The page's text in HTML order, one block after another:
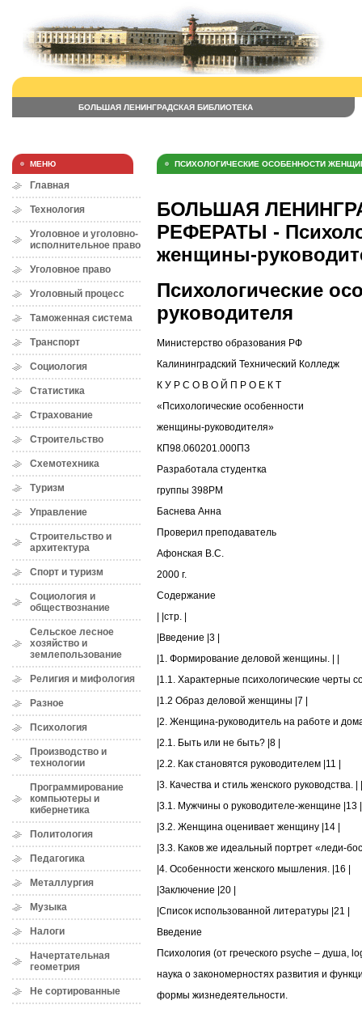
БОЛЬШАЯ ЛЕНИНГРАДСКАЯ БИБЛИОТЕКА
МЕНЮ
Главная
Технология
Уголовное и уголовно-
исполнительное право
Уголовное право
Уголовный процесс
Таможенная система
Транспорт
Социология
Статистика
Страхование
Строительство
Схемотехника
Туризм
Управление
Строительство и
архитектура
Спорт и туризм
Социология и
обществознание
Сельское лесное
хозяйство и
землепользование
Религия и мифология
Разное
Психология
Производство и
технологии
Программирование
компьютеры и
кибернетика
Политология
Педагогика
Металлургия
Музыка
Налоги
Начертательная
геометрия
Не сортированные
ПСИХОЛОГИЧЕСКИЕ ОСОБЕННОСТИ
БОЛЬШАЯ
РЕФЕРАТЫ -
женщины-
Психологические
руководителя
Министерство образования РФ
Калининградский Технический Колледж
К У Р С О В О Й П Р О Е К Т
«Психологические особенности
женщины-руководителя»
КП98.060201.000ПЗ
Разработала студентка
группы 398РМ
Баснева Анна
Проверил преподаватель
Афонская В.С.
2000 г.
Содержание
| |стр. |
|Введение |3 |
|1. Формирование деловой женщины. | |
|1.1. Характерные психологические черты
|1.2 Образ деловой женщины |7 |
|2. Женщина-руководитель на работе и
|2.1. Быть или не быть? |8 |
|2.2. Как становятся руководителем |11 |
|3. Качества и стиль женского руководства. | |
|3.1. Мужчины о руководителе-женщине |13 |
|3.2. Женщина оценивает женщину |14 |
|3.3. Каков же идеальный портрет «леди-
|4. Особенности женского мышления. |16 |
|Заключение |20 |
|Список использованной литературы |21 |
Введение
Психология (от греческого psyche – душа,
наука о закономерностях развития и
формы жизнедеятельности.